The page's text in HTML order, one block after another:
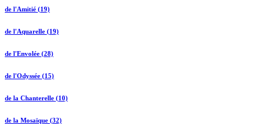
de l'Amitié (19)
de l'Aquarelle (19)
de l'Envolée (28)
de l'Odyssée (15)
de la Chanterelle (10)
de la Mosaïque (32)